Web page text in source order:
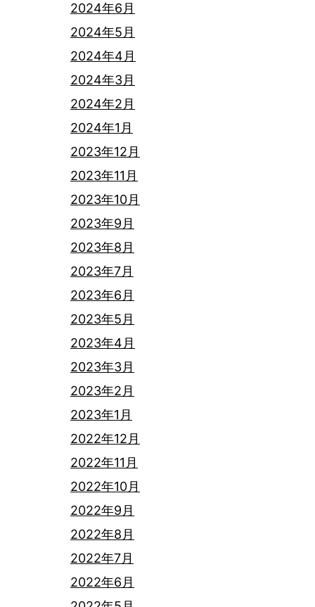
2024年6月
2024年5月
2024年4月
2024年3月
2024年2月
2024年1月
2023年12月
2023年11月
2023年10月
2023年9月
2023年8月
2023年7月
2023年6月
2023年5月
2023年4月
2023年3月
2023年2月
2023年1月
2022年12月
2022年11月
2022年10月
2022年9月
2022年8月
2022年7月
2022年6月